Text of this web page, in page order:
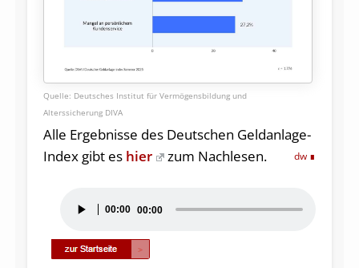
Deutsches Institut für Vermögensbildung und
Alterssicherung DIVA
Alle Ergebnisse des Deutschen Geldanlage-
Index gibt es hier zum Nachlesen. dw
Player
00:00 00:00